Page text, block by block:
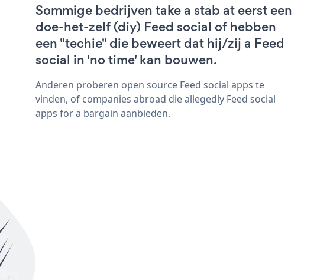
Sommige bedrijven take a stab at eerst een
doe-het-zelf (diy) Feed social of hebben
een "techie" die beweert dat hij/zij a Feed
social in 'no time' kan bouwen.
Anderen proberen open source Feed social apps te
vinden, of companies abroad die allegedly Feed social
apps for a bargain aanbieden.